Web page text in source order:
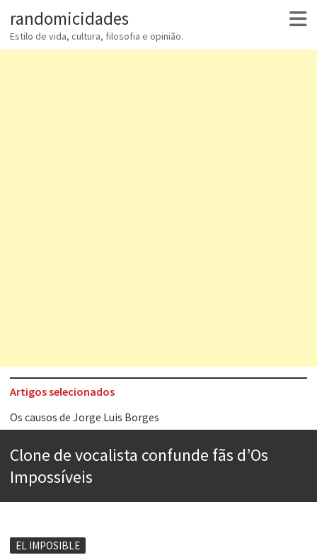
randomicidades
Estilo de vida, cultura, filosofia e opinião.
Artigos selecionados
Os causos de Jorge Luis Borges
Se queres salvar o mundo, o veganismo não é a resposta
Aprender a fracassar é o segredo do sucesso
Clone de vocalista confunde fãs d’Os
Impossíveis
EL IMPOSIBLE